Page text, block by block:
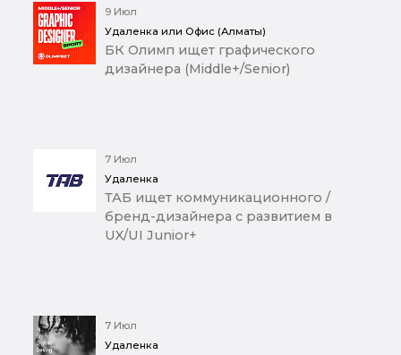
9 Июл
Удаленка или Офис (Алматы)
БК Олимп ищет графического
дизайнера (Middle+/Senior)
7 Июл
Удаленка
ТАБ ищет коммуникационного /
бренд-дизайнера с развитием в
UX/UI Junior+
7 Июл
Удаленка